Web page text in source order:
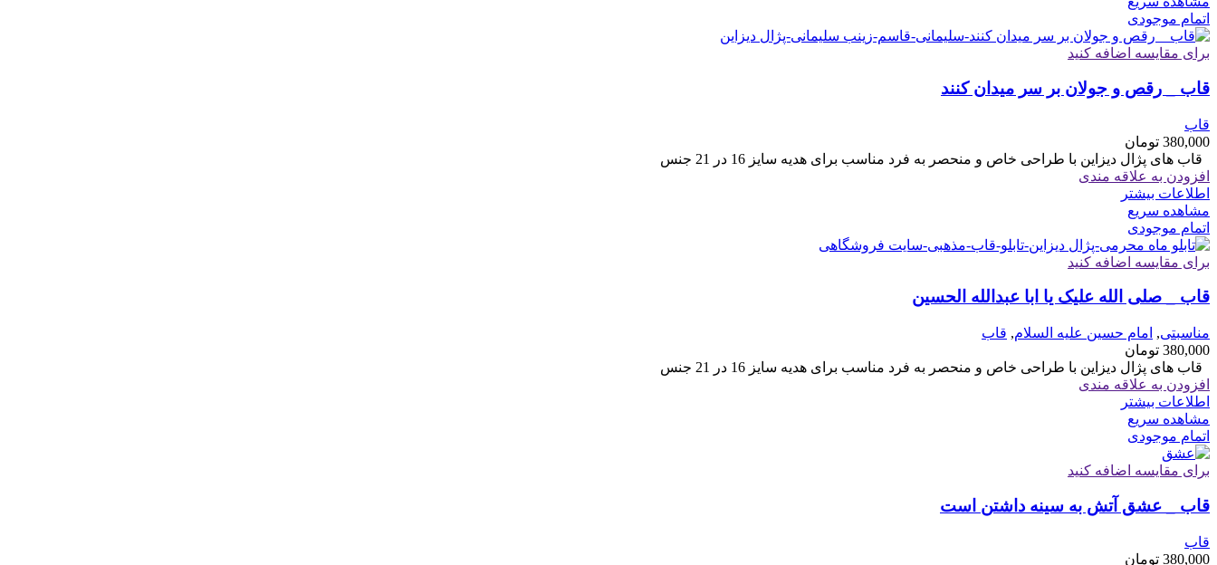
اتمام موجودی
برای مقایسه اضافه کنید
قاب _ رقص و جولان بر سر میدان کنند
قاب
380,000 تومان
قاب های پژال دیزاین با طراحی خاص و منحصر به فرد مناسب برای هدیه سایز 16 در 21 جنس
افزودن به علاقه مندی
اطلاعات بیشتر
مشاهده سریع
اتمام موجودی
برای مقایسه اضافه کنید
قاب _ صلی الله علیک یا ابا عبدالله الحسین
مناسبتی, امام حسین علیه السلام, قاب
380,000 تومان
قاب های پژال دیزاین با طراحی خاص و منحصر به فرد مناسب برای هدیه سایز 16 در 21 جنس
افزودن به علاقه مندی
اطلاعات بیشتر
مشاهده سریع
اتمام موجودی
برای مقایسه اضافه کنید
قاب _ عشق آتش به سینه داشتن است
قاب
380,000 تومان